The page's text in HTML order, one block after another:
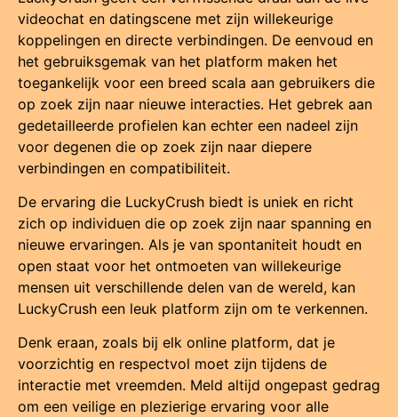
videochat en datingscene met zijn willekeurige
koppelingen en directe verbindingen. De eenvoud en
het gebruiksgemak van het platform maken het
toegankelijk voor een breed scala aan gebruikers die
op zoek zijn naar nieuwe interacties. Het gebrek aan
gedetailleerde profielen kan echter een nadeel zijn
voor degenen die op zoek zijn naar diepere
verbindingen en compatibiliteit.
De ervaring die LuckyCrush biedt is uniek en richt
zich op individuen die op zoek zijn naar spanning en
nieuwe ervaringen. Als je van spontaniteit houdt en
open staat voor het ontmoeten van willekeurige
mensen uit verschillende delen van de wereld, kan
LuckyCrush een leuk platform zijn om te verkennen.
Denk eraan, zoals bij elk online platform, dat je
voorzichtig en respectvol moet zijn tijdens de
interactie met vreemden. Meld altijd ongepast gedrag
om een veilige en plezierige ervaring voor alle